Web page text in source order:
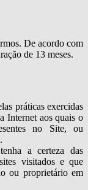
De acordo com
de 13 meses.
práticas exercidas
Internet aos quais o
no Site, ou
a certeza das
visitados e que
ou proprietário em